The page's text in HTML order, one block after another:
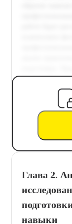
Глава 2.
навыки